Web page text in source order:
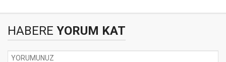
HABERE YORUM KAT